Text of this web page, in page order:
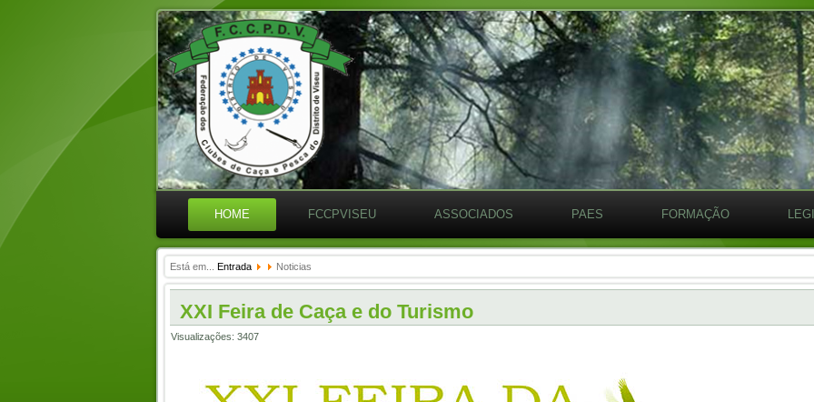
HOME FCCPVISEU ASSOCIADOS PAES FORMAÇÃO
Está em... Entrada Noticias
XXI Feira de Caça e do Turismo
Visualizações: 3407